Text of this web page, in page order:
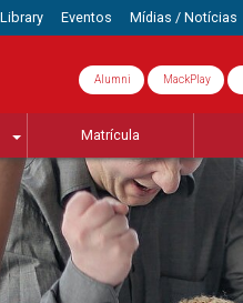
Library Eventos Mídias / Notícias
Alumni MackPlay
Matrícula